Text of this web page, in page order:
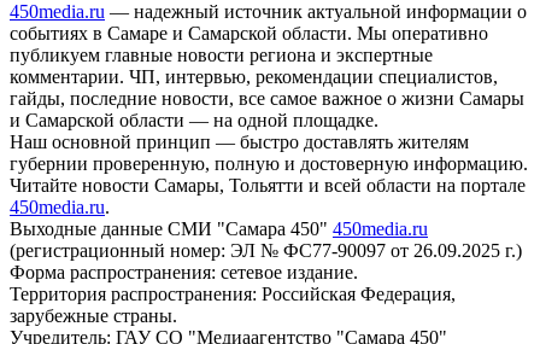
450media.ru — надежный источник актуальной информации о
событиях в Самаре и Самарской области. Мы оперативно
публикуем главные новости региона и экспертные
комментарии. ЧП, интервью, рекомендации специалистов,
гайды, последние новости, все самое важное о жизни Самары
и Самарской области — на одной площадке.
Наш основной принцип — быстро доставлять жителям
губернии проверенную, полную и достоверную информацию.
Читайте новости Самары, Тольятти и всей области на портале
450media.ru.
Выходные данные СМИ "Самара 450" 450media.ru
(регистрационный номер: ЭЛ № ФС77-90097 от 26.09.2025 г.)
Форма распространения: сетевое издание.
Территория распространения: Российская Федерация,
зарубежные страны.
Учредитель: ГАУ СО "Медиаагентство "Самара 450"